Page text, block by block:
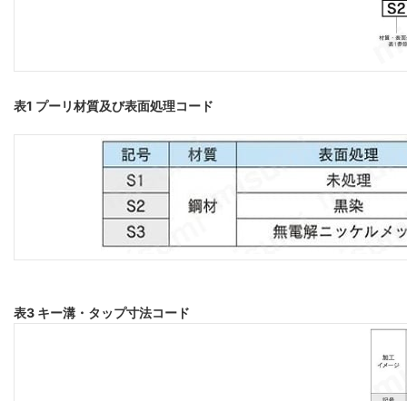
表1 プーリ材質及び表面処理コード
表3 キー溝・タップ寸法コード